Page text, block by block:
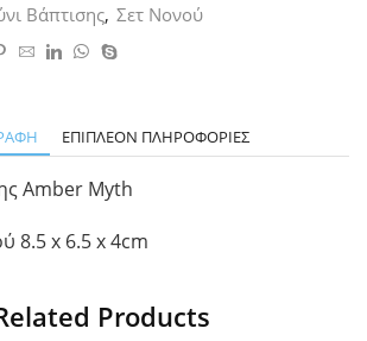
Βάπτισης, Σετ Νονού
ΕΠΙΠΛΈΟΝ ΠΛΗΡΟΦΟΡΊΕΣ
Amber Myth
8.5 x 6.5 x 4cm
Products